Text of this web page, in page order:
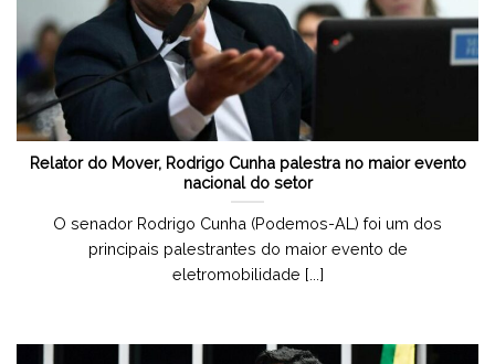
Relator do Mover, Rodrigo Cunha palestra no maior evento
nacional do setor
O senador Rodrigo Cunha (Podemos-AL) foi um dos
principais palestrantes do maior evento de
eletromobilidade [...]